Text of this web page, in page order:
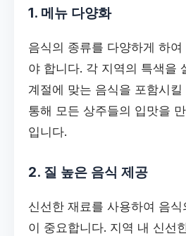
1. 메뉴 다양화
음식의 종류를 다양하게 하
야 합니다. 각 지역의 특색을
계절에 맞는 음식을 포함시
통해 모든 상주들의 입맛을
입니다.
2. 질 높은 음식 제공
신선한 재료를 사용하여 음
이 중요합니다. 지역 내 신선